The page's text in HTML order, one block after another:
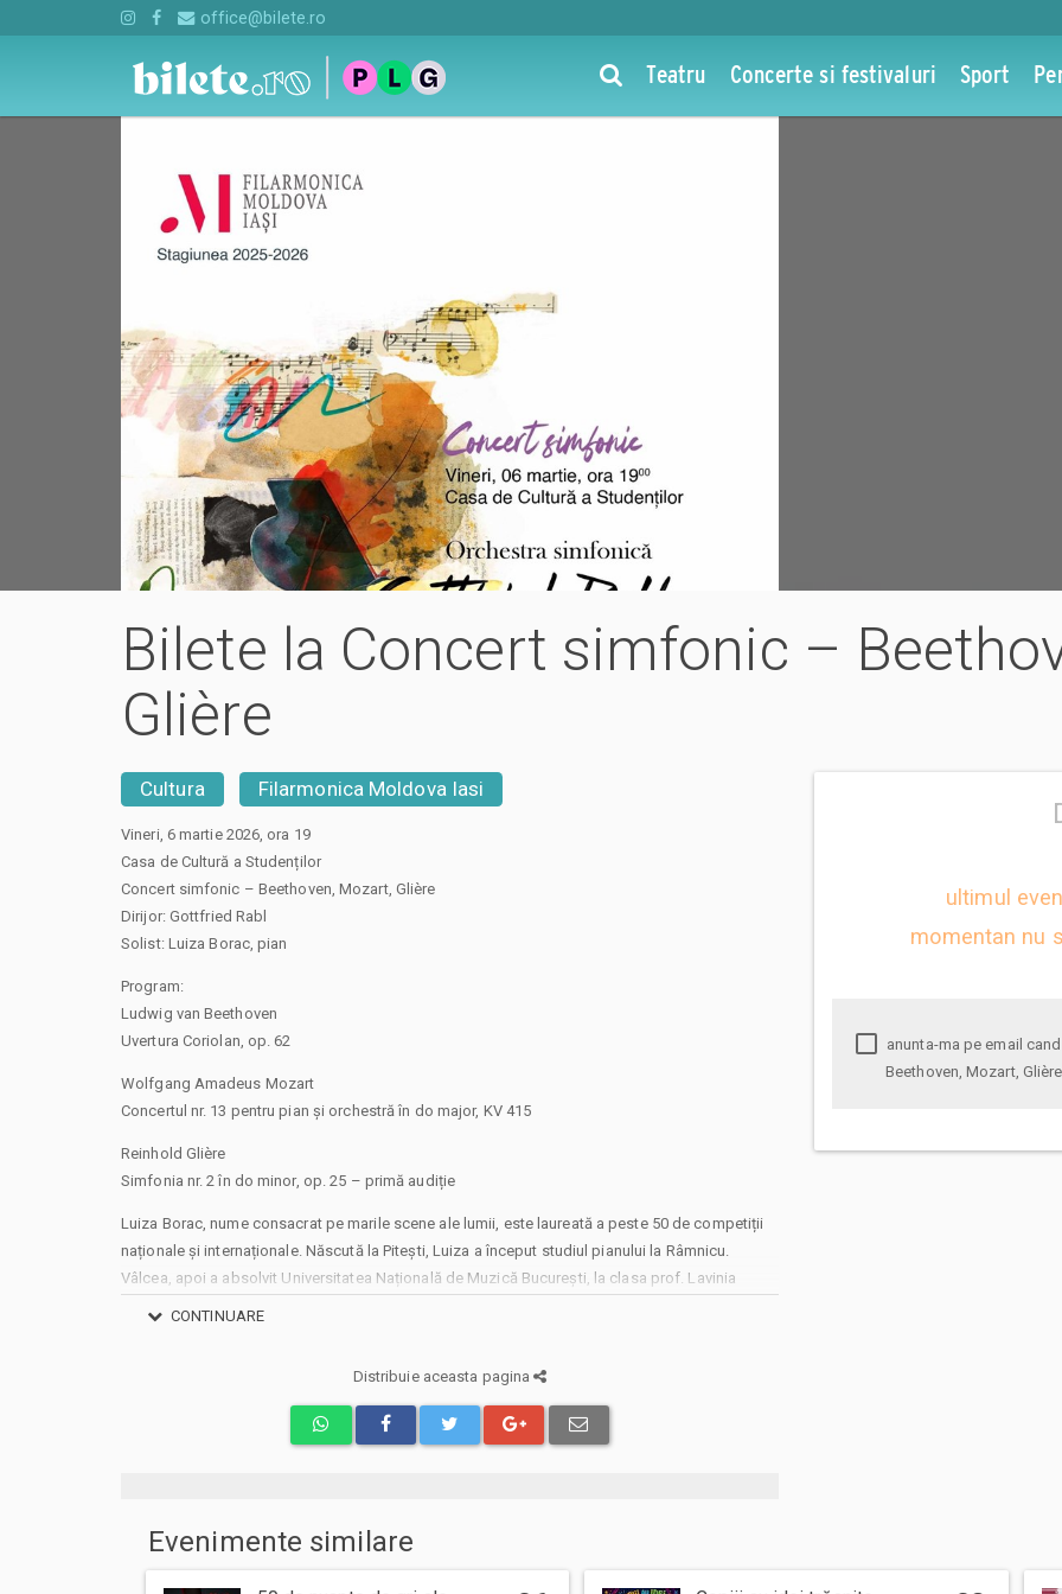
office@bilete.ro
Teatru Concerte si festivaluri Sport
Bilete la Concert simfonic –
Glière
Cultura Filarmonica Moldova Iasi
ultimul
momentan nu
Beethoven, Mozart, Glière
Vineri, 6 martie 2026, ora 19
Casa de Cultură a Studenților
Concert simfonic – Beethoven, Mozart, Glière
Dirijor: Gottfried Rabl
Solist: Luiza Borac, pian
Program:
Ludwig van Beethoven
Uvertura Coriolan, op. 62
Wolfgang Amadeus Mozart
Concertul nr. 13 pentru pian și orchestră în do major, KV 415
Reinhold Glière
Simfonia nr. 2 în do minor, op. 25 – primă audiție
Luiza Borac, nume consacrat pe marile scene ale lumii, este laureată a peste 50 de competiții
naționale și internaționale. Născută la Pitești, Luiza a început studiul pianului la Râmnicu.
Vâlcea, apoi a absolvit Universitatea Națională de Muzică București, la clasa prof. Lavinia
precum şi la Fundația Como prezidată de Martha Argerich.
Printre numeroasele distincții internaționale se numără Premiile I la Concursurile Viotti-Valsesia
în Italia şi Mendelssohn din Germania, Medalia de Argint la Concursul Internațional de Pian Gina
Luiza Borac este recunoscută drept una dintre cele mai importante interprete contemporane
CONTINUARE
Distribuie aceasta pagina
Evenimente similare